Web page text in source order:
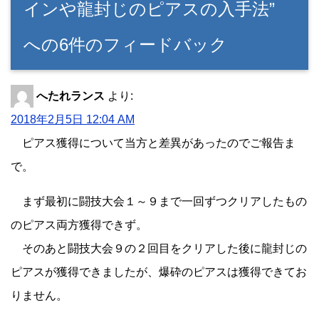
インや龍封じのピアスの入手法”
への6件のフィードバック
へたれランス より:
2018年2月5日 12:04 AM
ピアス獲得について当方と差異があったのでご報告ま
で。
まず最初に闘技大会１～９まで一回ずつクリアしたもの
のピアス両方獲得できず。
そのあと闘技大会９の２回目をクリアした後に龍封じの
ピアスが獲得できましたが、爆砕のピアスは獲得できてお
りません。